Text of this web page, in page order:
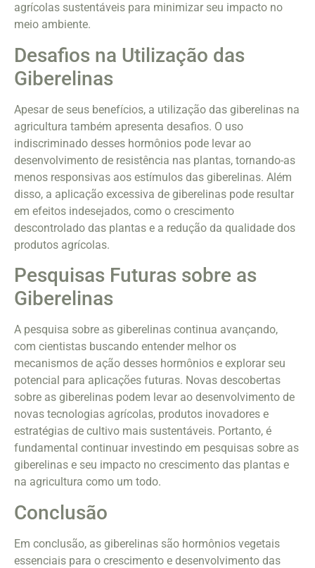
agrícolas sustentáveis para minimizar seu impacto no
meio ambiente.
Desafios na Utilização das
Giberelinas
Apesar de seus benefícios, a utilização das giberelinas na
agricultura também apresenta desafios. O uso
indiscriminado desses hormônios pode levar ao
desenvolvimento de resistência nas plantas, tornando-as
menos responsivas aos estímulos das giberelinas. Além
disso, a aplicação excessiva de giberelinas pode resultar
em efeitos indesejados, como o crescimento
descontrolado das plantas e a redução da qualidade dos
produtos agrícolas.
Pesquisas Futuras sobre as
Giberelinas
A pesquisa sobre as giberelinas continua avançando,
com cientistas buscando entender melhor os
mecanismos de ação desses hormônios e explorar seu
potencial para aplicações futuras. Novas descobertas
sobre as giberelinas podem levar ao desenvolvimento de
novas tecnologias agrícolas, produtos inovadores e
estratégias de cultivo mais sustentáveis. Portanto, é
fundamental continuar investindo em pesquisas sobre as
giberelinas e seu impacto no crescimento das plantas e
na agricultura como um todo.
Conclusão
Em conclusão, as giberelinas são hormônios vegetais
essenciais para o crescimento e desenvolvimento das